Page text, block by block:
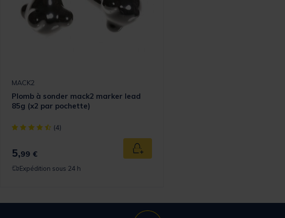
MACK2
Plomb à sonder mack2 marker lead
85g (x2 par pochette)
[object Object] out of 5 Customer Rating
(4)
5,99 € Ajouter au panier
Expédition sous 24 h